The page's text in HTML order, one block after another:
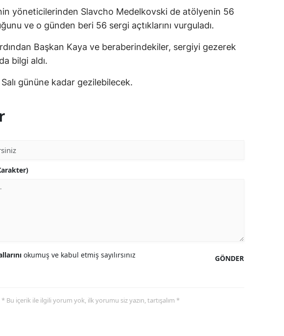
yöneticilerinden Slavcho Medelkovski de atölyenin 56
ve o günden beri 56 sergi açtıklarını vurguladı.
Başkan Kaya ve beraberindekiler, sergiyi gezerek
bilgi aldı.
gününe kadar gezilebilecek.
GÖNDER
okumuş ve kabul etmiş sayılırsınız
* Bu içerik ile ilgili yorum yok, ilk yorumu siz yazın, tartışalım *